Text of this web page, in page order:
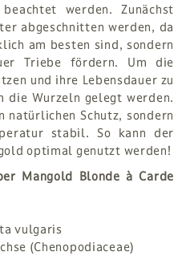
werden. Zunächst
abgeschnitten werden, da
am besten sind, sondern
Triebe fördern. Um die
und ihre Lebensdauer zu
die Wurzeln gelegt werden.
natürlichen Schutz, sondern
stabil. So kann der
optimal genutzt werden!
Mangold Blonde à Carde
vulgaris
(Chenopodiaceae)